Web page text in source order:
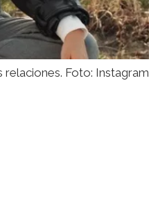
relaciones. Foto: Instagram